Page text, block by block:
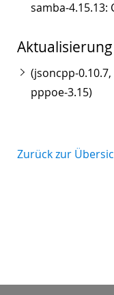
samba-4.15.13:
(jsoncpp-
pppoe-3.15)
Zurück zur